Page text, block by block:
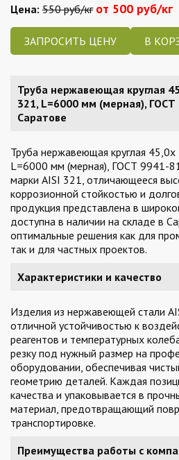
Цена: 550 руб/кг от 500 руб/кг
ЗАПРОСИТЬ ЦЕНУ
Труба нержавеющая круглая
321, L=6000 мм (мерная), ГОСТ
Саратове
Труба нержавеющая круглая
L=6000 мм (мерная), ГОСТ 9941-
марки AISI 321, отличающееся
коррозионной стойкостью и
продукция представлена в
доступна в наличии на складе в
оптимальные решения как для
так и для частных проектов.
Характеристики и качество
Изделия из нержавеющей стали
отличной устойчивостью к
реагентов и температурных
резку под нужный размер на
оборудовании, обеспечивая
геометрию деталей. Каждая
качества и упаковывается в
материал, предотвращающий
транспортировке.
Преимущества работы с